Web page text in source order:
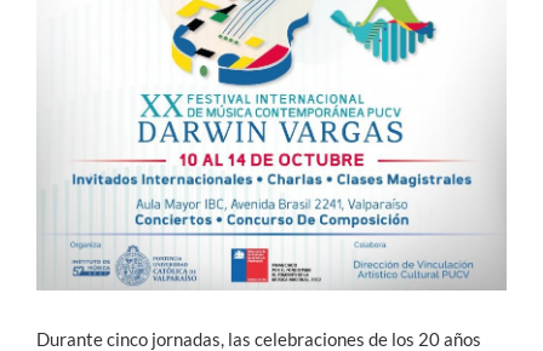
Durante cinco jornadas, las celebraciones de los 20 años